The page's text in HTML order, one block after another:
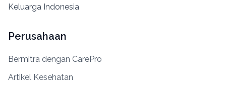
Keluarga Indonesia
Perusahaan
Bermitra dengan CarePro
Artikel Kesehatan